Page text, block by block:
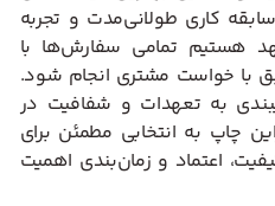
کاری طولانی‌مدت و تجربه
هستیم تمامی سفارش‌ها با
با خواست مشتری انجام شود.
به تعهدات و شفافیت در
چاپ به انتخابی مطمئن برای
اعتماد و زمان‌بندی اهمیت